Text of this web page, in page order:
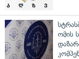
ომის